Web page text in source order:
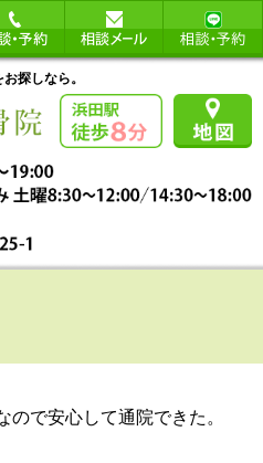
探しなら。
で安心して通院できた。